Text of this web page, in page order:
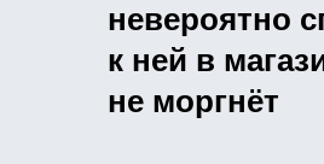
невероятно
к ней в
не моргнёт